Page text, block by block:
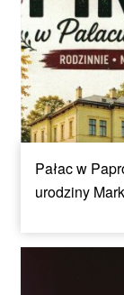
Pałac w
urodziny